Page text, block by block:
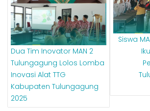
Dua Tim Inovator MAN 2
Tulungagung Lolos Lomba
Inovasi Alat TTG
Kabupaten Tulungagung
2025
Siswa